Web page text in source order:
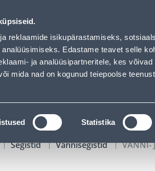
reklaamide isikupärastamiseks,
Edastame teavet selle
ja analüüsipartneritele, kes
mida nad on kogunud teiepoolse
Statistika
KROOM - Bauhof has loaded
Teenused Karjäärileht
OTSI
KATALOOGID
Segistid Vannisegistid VANNI-